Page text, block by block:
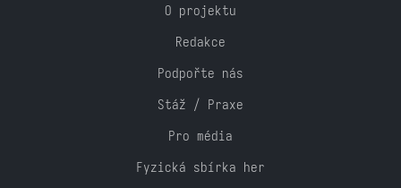
O projektu
Redakce
Podpořte nás
Stáž / Praxe
Pro média
Fyzická sbírka her